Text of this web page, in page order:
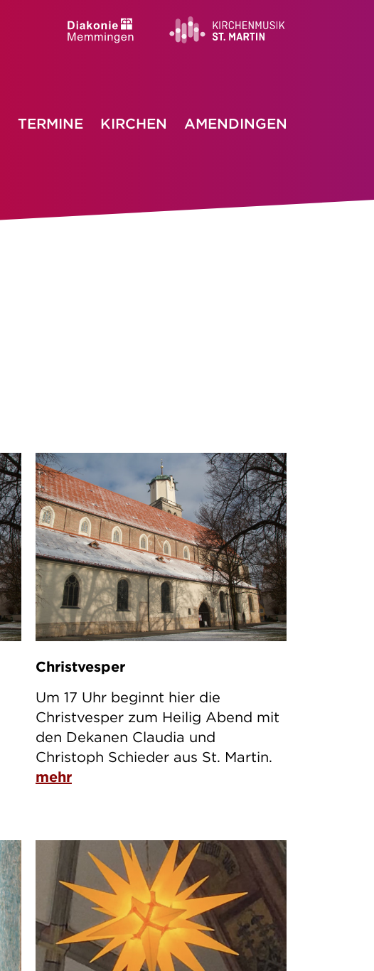
TERMINE KIRCHEN AMENDINGEN
Christvesper
Um 17 Uhr beginnt hier die
Christvesper zum Heilig Abend mit
den Dekanen Claudia und
Christoph Schieder aus St. Martin.
mehr